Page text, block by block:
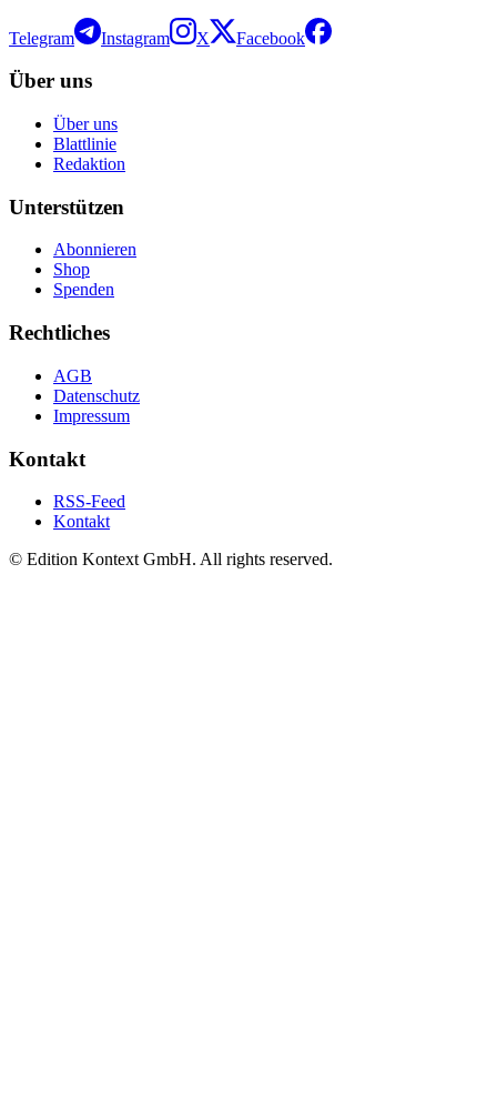
Telegram Instagram X Facebook
Über uns
Über uns
Blattlinie
Redaktion
Unterstützen
Abonnieren
Shop
Spenden
Rechtliches
AGB
Datenschutz
Impressum
Kontakt
RSS-Feed
Kontakt
© Edition Kontext GmbH. All rights reserved.